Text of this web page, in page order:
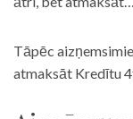
Tāpēc
atmaksāt Kredītu